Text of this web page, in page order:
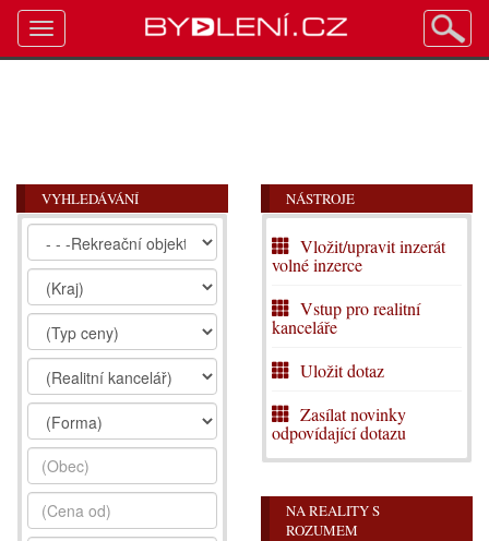
VYHLEDÁVÁNÍ NÁSTROJE
Vložit/upravit inzerát
volné inzerce
Vstup pro realitní
kanceláře
Uložit dotaz
Zasílat novinky
odpovídající dotazu
NA REALITY S
ROZUMEM
Toggle
navigation